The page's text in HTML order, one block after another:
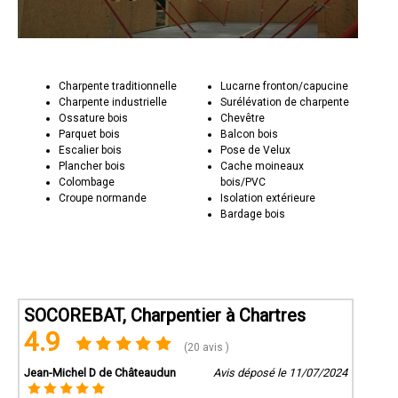
Charpente traditionnelle
Charpente industrielle
Ossature bois
Parquet bois
Escalier bois
Plancher bois
Colombage
Croupe normande
Lucarne fronton/capucine
Surélévation de charpente
Chevêtre
Balcon bois
Pose de Velux
Cache moineaux
bois/PVC
Isolation extérieure
Bardage bois
SOCOREBAT, Charpentier à Chartres
4.9 (20 avis )
Jean-Michel D de Châteaudun Avis déposé le 11/07/2024